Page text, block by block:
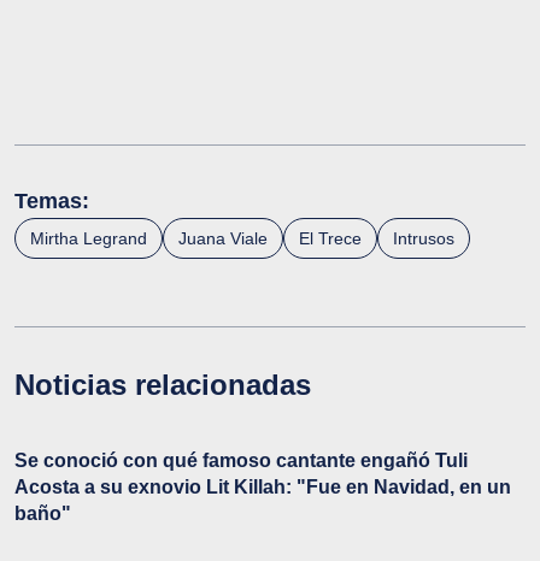
Temas:
Mirtha Legrand Juana Viale El Trece Intrusos
Noticias relacionadas
Se conoció con qué famoso cantante engañó Tuli
Acosta a su exnovio Lit Killah: "Fue en Navidad, en un
baño"